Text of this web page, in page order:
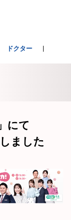
ドクター
にて
ました